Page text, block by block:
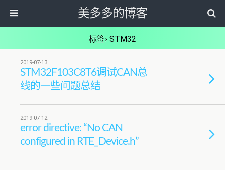
美多多的博客
标签› STM32
2019-07-13
STM32F103C8T6调试CAN总
线的一些问题总结
2019-07-12
error directive: “No CAN
configured in RTE_Device.h”